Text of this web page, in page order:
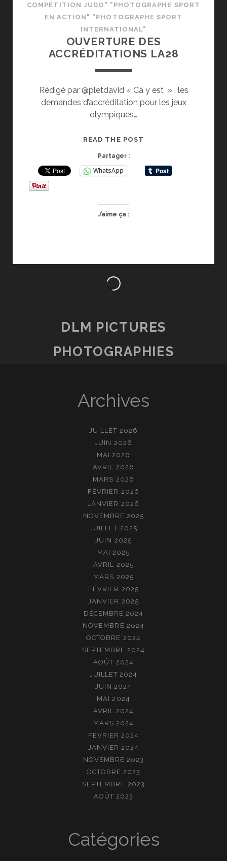
COMPÉTITION JUDO" "PHOTOGRAPHE SPORT
EN ACTION" "PHOTOGRAPHE SPORT
INTERNATIONAL"
OUVERTURE DES
ACCRÉDITATIONS LA28
Rédigé par @pletdavid « Cà y est » , les
demandes d’accréditation pour les jeux
olympiques…
READ THE POST
LA28
Partager :
WhatsApp
J’aime ça :
DLM PICTURES
PHOTOGRAPHIES
Archives
JUILLET 2026
JUIN 2026
MAI 2026
AVRIL 2026
MARS 2026
FÉVRIER 2026
JANVIER 2026
NOVEMBRE 2025
JUILLET 2025
JUIN 2025
MAI 2025
AVRIL 2025
MARS 2025
FÉVRIER 2025
JANVIER 2025
DÉCEMBRE 2024
NOVEMBRE 2024
OCTOBRE 2024
SEPTEMBRE 2024
AOÛT 2024
JUILLET 2024
JUIN 2024
MAI 2024
AVRIL 2024
MARS 2024
FÉVRIER 2024
JANVIER 2024
NOVEMBRE 2023
OCTOBRE 2023
SEPTEMBRE 2023
AOÛT 2023
Catégories